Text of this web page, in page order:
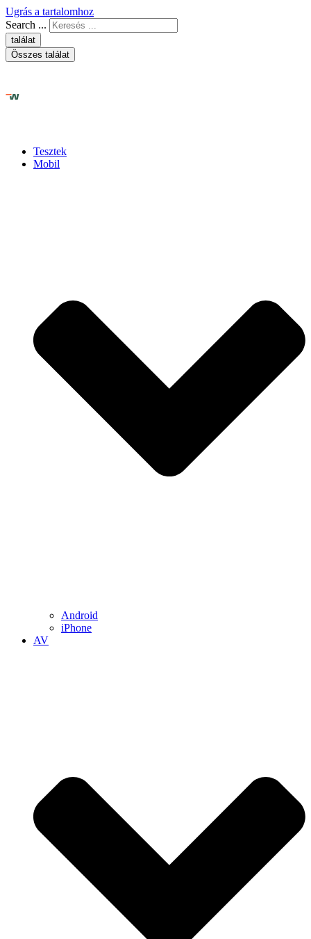
Ugrás a tartalomhoz
Search ...
találat
Összes találat
Tesztek
Mobil
Android
iPhone
AV